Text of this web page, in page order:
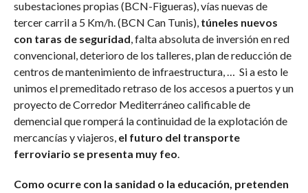
subestaciones propias (BCN-Figueras), vías nuevas de
tercer carril a 5 Km/h. (BCN Can Tunis), túneles nuevos
con taras de seguridad, falta absoluta de inversión en red
convencional, deterioro de los talleres, plan de reducción de
centros de mantenimiento de infraestructura, … Si a esto le
unimos el premeditado retraso de los accesos a puertos y un
proyecto de Corredor Mediterráneo calificable de
demencial que romperá la continuidad de la explotación de
mercancías y viajeros, el futuro del transporte
ferroviario se presenta muy feo.
Como ocurre con la sanidad o la educación, pretenden